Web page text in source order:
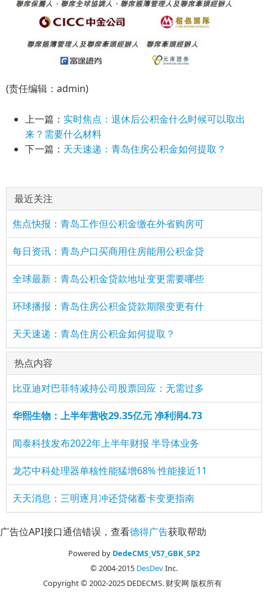
(责任编辑：admin)
上一篇： 实时焦点：退休后公积金什么时候可以取出
来？需要什么材料
下一篇： 天天速递：青岛住房公积金如何提取？
最近关注
焦点快报：青岛工作但公积金缴在外省购房可
每日资讯：青岛户口买商用住房能用公积金贷
全球最新：青岛公积金贷款地址变更需要哪些
环球播报：青岛住房公积金贷款期限变更有什
天天速递：青岛住房公积金如何提取？
热点内容
比亚迪对巴菲特减持公司股票回应：无需过多
华熙生物：上半年营收29.35亿元 净利润4.73
闻泰科技发布2022年上半年财报 半导体业务
龙芯中科处理器单核性能猛增68% 性能接近11
天天消息：三明逐月冲还贷储蓄卡变更指南
广告位API接口通信错误，查看德得广告获取帮助
Powered by DedeCMS_V57_GBK_SP2
© 2004-2015 DesDevInc.
Copyright © 2002-2025 DEDECMS. 财安网 版权所有